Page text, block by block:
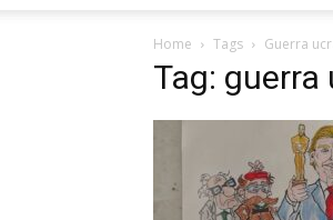
Home Tags Guerra
Tag: guerra